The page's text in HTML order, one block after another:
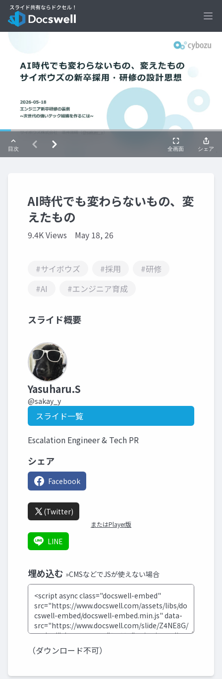
AI時代でも変わらないもの、変
えたもの
9.4K Views May 18, 26
#サイボウズ #採用
#研修
#AI
#エンジニア育成
スライド概要
Yasuharu.S
@sakay_y
スライド一覧
Escalation Engineer & Tech PR
シェア
Facebook
(Twitter)
またはPlayer版
LINE
埋め込む »CMSなどでJSが使えない場合
（ダウンロード不可）